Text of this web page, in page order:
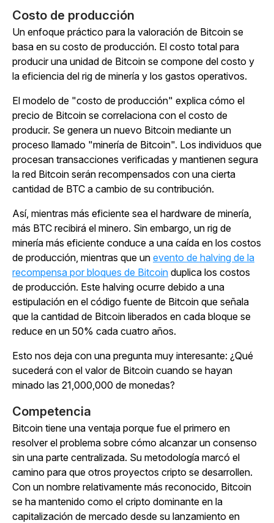
Costo de producción
Un enfoque práctico para la valoración de Bitcoin se
basa en su costo de producción. El costo total para
producir una unidad de Bitcoin se compone del costo y
la eficiencia del rig de minería y los gastos operativos.
El modelo de "costo de producción" explica cómo el
precio de Bitcoin se correlaciona con el costo de
producir. Se genera un nuevo Bitcoin mediante un
proceso llamado "minería de Bitcoin". Los individuos que
procesan transacciones verificadas y mantienen segura
la red Bitcoin serán recompensados con una cierta
cantidad de BTC a cambio de su contribución.
Así, mientras más eficiente sea el hardware de minería,
más BTC recibirá el minero. Sin embargo, un rig de
minería más eficiente conduce a una caída en los costos
de producción, mientras que un evento de halving de la
recompensa por bloques de Bitcoin duplica los costos
de producción. Este halving ocurre debido a una
estipulación en el código fuente de Bitcoin que señala
que la cantidad de Bitcoin liberados en cada bloque se
reduce en un 50% cada cuatro años.
Esto nos deja con una pregunta muy interesante: ¿Qué
sucederá con el valor de Bitcoin cuando se hayan
minado las 21,000,000 de monedas?
Competencia
Bitcoin tiene una ventaja porque fue el primero en
resolver el problema sobre cómo alcanzar un consenso
sin una parte centralizada. Su metodología marcó el
camino para que otros proyectos cripto se desarrollen.
Con un nombre relativamente más reconocido, Bitcoin
se ha mantenido como el cripto dominante en la
capitalización de mercado desde su lanzamiento en